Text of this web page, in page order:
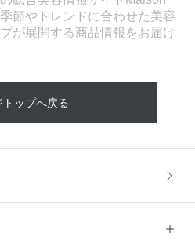
節やトレンドに合わせた美容
が展開する商品情報をお届け
トップへ戻る